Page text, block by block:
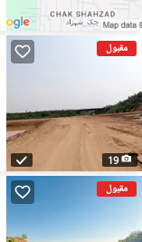
مقبول
19
مقبول